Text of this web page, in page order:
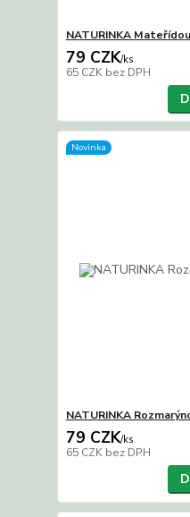
NATURINKA
79 CZK/ks
65 CZK bez DPH
Novinka
NATURINKA
79 CZK/ks
65 CZK bez DPH